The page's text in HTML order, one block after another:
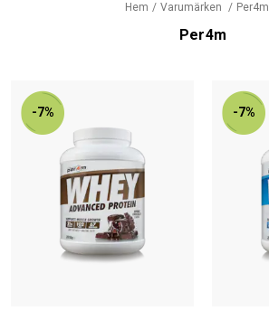
Hem Varumärken Per4m
Per4m
-7% -7%